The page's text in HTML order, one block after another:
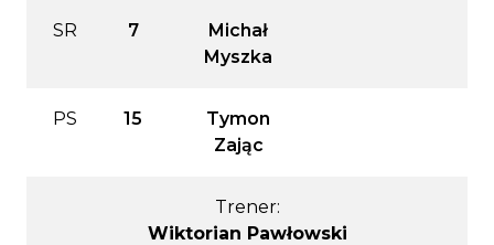
SR 7
Michał
Myszka
PS 15
Tymon
Zając
Trener:
Wiktorian Pawłowski